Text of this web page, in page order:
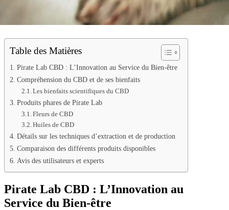
Table des Matières
Pirate Lab CBD : L’Innovation au Service du Bien-être
Compréhension du CBD et de ses bienfaits
Les bienfaits scientifiques du CBD
Produits phares de Pirate Lab
Fleurs de CBD
Huiles de CBD
Détails sur les techniques d’extraction et de production
Comparaison des différents produits disponibles
Avis des utilisateurs et experts
Pirate Lab CBD : L’Innovation au
Service du Bien-être